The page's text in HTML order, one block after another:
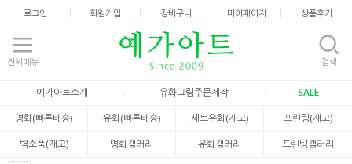
로그인 회원가입 장바구니 마이페이지 상품후기
전체메뉴 검색
예가아트소개 유화그림주문제작
SALE
명화(빠른배송)
유화(빠른배송) 세트유화(재고)
프린팅(재고)
벽소품(재고)
명화갤러리 유화갤러리 프린팅갤러리